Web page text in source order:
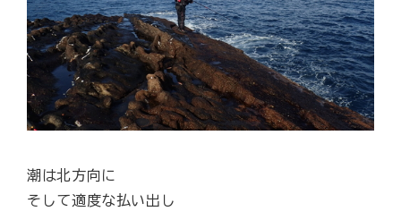
潮は北方向に
そして適度な払い出し